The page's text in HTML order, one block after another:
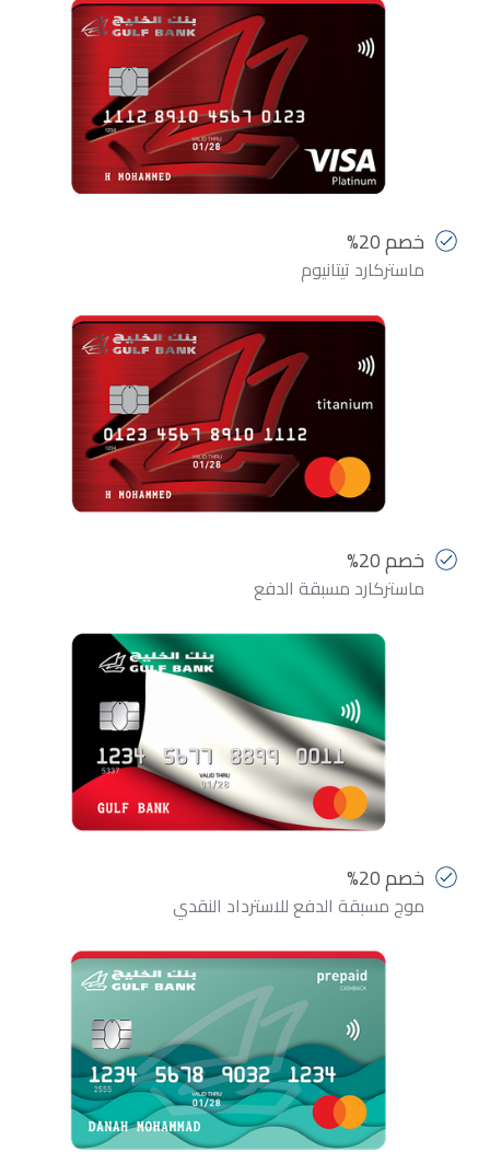
خصم 20%
ماستركارد تيتانيوم
خصم 20%
ماستركارد مسبقة الدفع
خصم 20%
موج مسبقة الدفع للاسترداد النقدي